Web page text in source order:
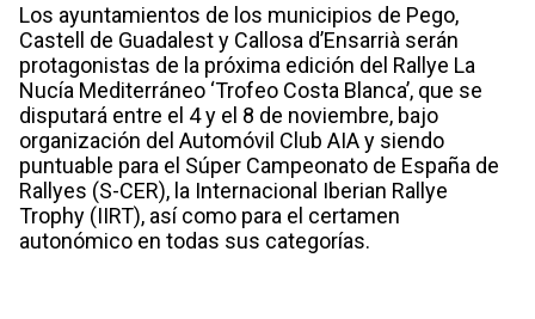
Los ayuntamientos de los municipios de Pego,
Castell de Guadalest y Callosa d’Ensarrià serán
protagonistas de la próxima edición del Rallye La
Nucía Mediterráneo ‘Trofeo Costa Blanca’, que se
disputará entre el 4 y el 8 de noviembre, bajo
organización del Automóvil Club AIA y siendo
puntuable para el Súper Campeonato de España de
Rallyes (S-CER), la Internacional Iberian Rallye
Trophy (IIRT), así como para el certamen
autonómico en todas sus categorías.